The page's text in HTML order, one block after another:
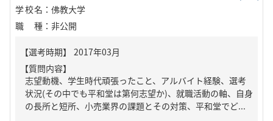
学校名 ： 佛教大学
職種 ： 非公開
【質問内容】
志望動機、学生時代頑張ったこと、アルバイト経験、選考
状況(その中でも平和堂は第何志望か)、就職活動の軸、自身
の長所と短所、小売業界の課題とその対策、平和堂でど...